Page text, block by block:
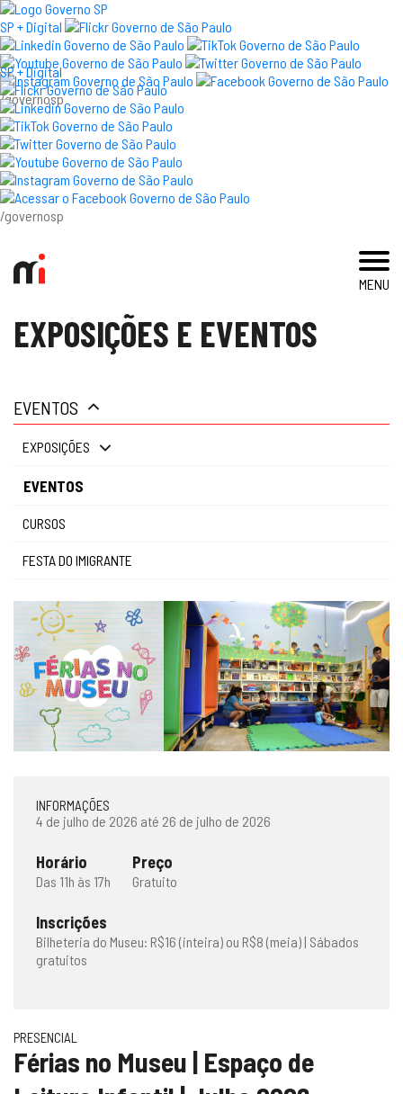
SP + Digital
/governosp
SP + Digital
/governosp
MENU
×
visite
exposições e eventos
acervo e pesquisa
museu
gestão
EXPOSIÇÕES E EVENTOS
EVENTOS
EXPOSIÇÕES
EVENTOS
CURSOS
FESTA DO IMIGRANTE
INFORMAÇÕES
4 de julho de 2026 até 26 de julho de 2026
Horário
Das 11h às 17h
Preço
Gratuito
Inscrições
Bilheteria do Museu: R$16 (inteira) ou R$8 (meia) | Sábados
gratuitos
PRESENCIAL
Férias no Museu | Espaço de